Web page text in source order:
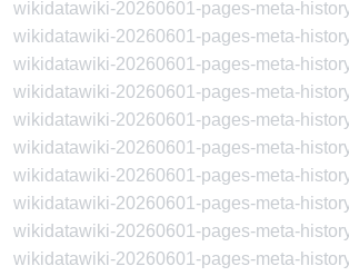
wikidatawiki-20260601-pages-meta-
wikidatawiki-20260601-pages-meta-
wikidatawiki-20260601-pages-meta-
wikidatawiki-20260601-pages-meta-
wikidatawiki-20260601-pages-meta-
wikidatawiki-20260601-pages-meta-
wikidatawiki-20260601-pages-meta-
wikidatawiki-20260601-pages-meta-
wikidatawiki-20260601-pages-meta-
wikidatawiki-20260601-pages-meta-